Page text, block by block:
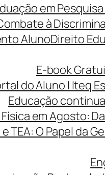
em
à
AlunoDireito
E-book
do Aluno | Iteq
Educação
em Agosto:
TEA: O Papel da